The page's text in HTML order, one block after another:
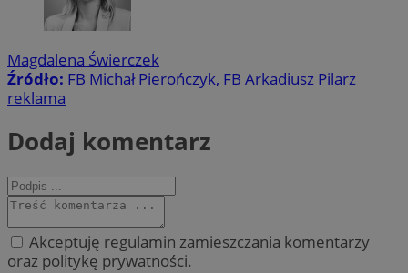
Magdalena Świerczek
Źródło: FB Michał Pierończyk, FB Arkadiusz Pilarz
reklama
Dodaj komentarz
Akceptuję regulamin zamieszczania komentarzy
oraz politykę prywatności.